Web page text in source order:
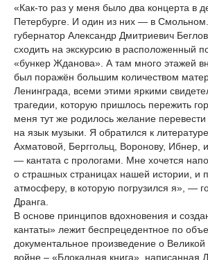
«Как-то раз у меня было два концерта в
Петербурге. И один из них — в
губернатор Александр Дмитриевич
сходить на экскурсию в расположенный
«бункер Жданова». А там много этажей
был поражён большим количеством
Ленинграда, всеми этими яркими
трагедии, которую пришлось пережить
меня тут же родилось желание перевести
на язык музыки. Я обратился к
Ахматовой, Берггольц, Воронову, Ибнер,
— кантата с прологами. Мне хочется
о страшных страницах нашей истории, и
атмосферу, в которую погрузился я», —
Дранга.
В основе принципов вдохновения и
кантаты» лежит беспрецедентное по
документальное произведение о Великой
войне – «Блокадная книга», написанная